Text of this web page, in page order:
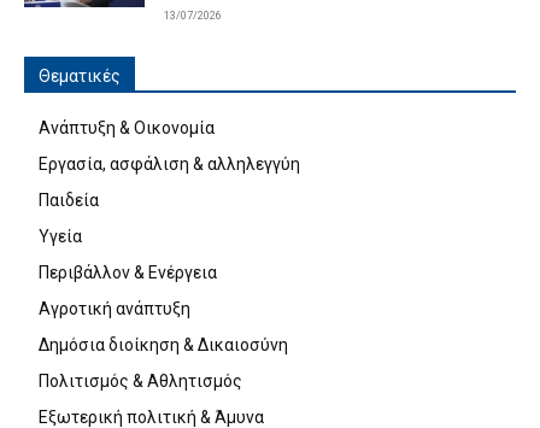
13/07/2026
Θεματικές
Ανάπτυξη & Οικονομία
Εργασία, ασφάλιση & αλληλεγγύη
Παιδεία
Υγεία
Περιβάλλον & Ενέργεια
Αγροτική ανάπτυξη
Δημόσια διοίκηση & Δικαιοσύνη
Πολιτισμός & Αθλητισμός
Εξωτερική πολιτική & Άμυνα